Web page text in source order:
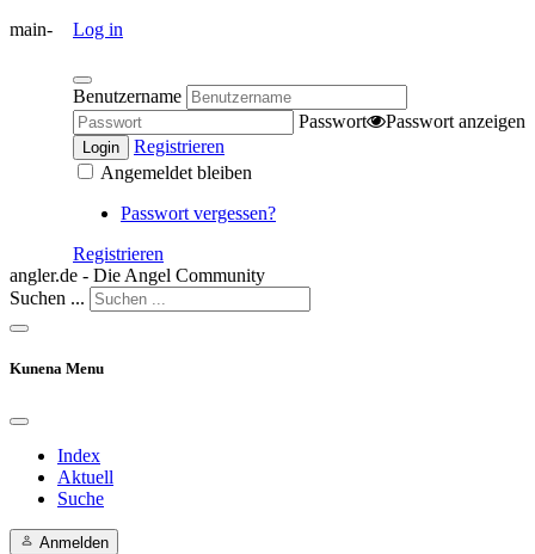
Log in
Benutzername
Passwort
Passwort anzeigen
Login
Registrieren
Angemeldet bleiben
Passwort vergessen?
Registrieren
main-
angler.de - Die Angel Community
Suchen ...
Kunena Menu
Index
Aktuell
Suche
Anmelden